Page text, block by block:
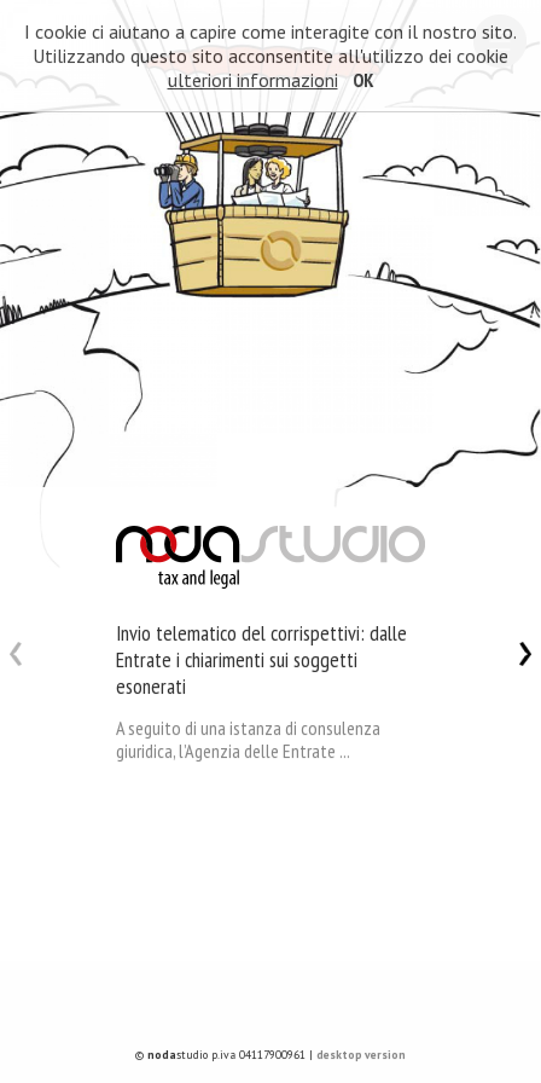
Invio telematico del corrispettivi: dalle
Entrate i chiarimenti sui soggetti
esonerati
A seguito di una istanza di consulenza
giuridica, l’Agenzia delle Entrate ...
© nodastudio p.iva 04117900961 | desktop version
I cookie ci aiutano a capire come interagite con il nostro sito.
Utilizzando questo sito acconsentite all'utilizzo dei cookie
ulteriori informazioni
OK